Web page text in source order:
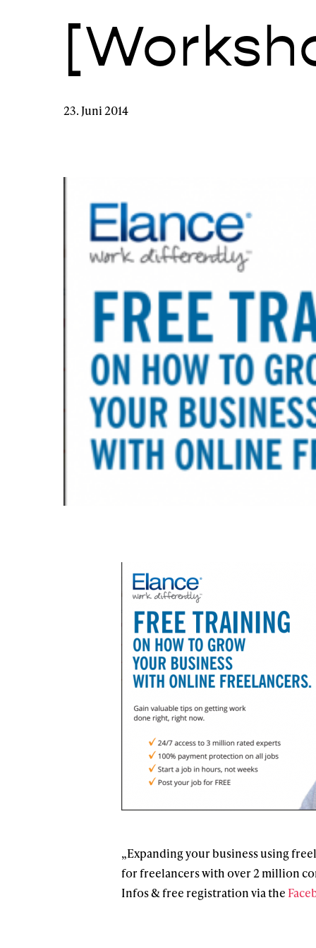
23. Juni 2014
„Expanding your business using
for freelancers with over 2 million
Infos & free registration via the